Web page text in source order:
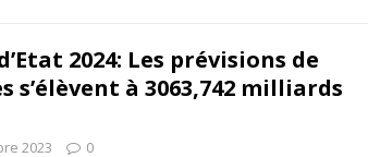
2024: Les prévisions de
s’élèvent à 3063,742 milliards
2023 0